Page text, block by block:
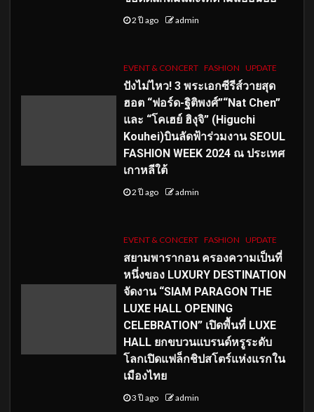
2 ปี ago admin
EVENT & CONCERT FASHION UPDATE
ปังไม่ไหว! 3 พระเอกซีรีส์วายสุด
ฮอต “ฟอร์ด-ฐิติพงศ์”“Nat Chen”
และ “โคเฮย์ ฮิงุจิ” (Higuchi
Kouhei)บินลัดฟ้าร่วมงาน SEOUL
FASHION WEEK 2024 ณ ประเทศ
เกาหลีใต้
2 ปี ago admin
EVENT & CONCERT FASHION UPDATE
สยามพารากอน ครองความเป็นที่
หนึ่งของ LUXURY DESTINATION
จัดงาน “SIAM PARAGON THE
LUXE HALL OPENING
CELEBRATION” เปิดพื้นที่ LUXE
HALL ยกขบวนแบรนด์หรูระดับ
โลกเปิดแฟล็กชิปสโตร์แห่งแรกใน
เมืองไทย
3 ปี ago admin